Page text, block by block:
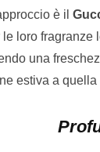
è il
le loro fragranze
una
estiva a quella